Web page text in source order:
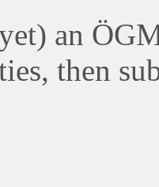
an
then